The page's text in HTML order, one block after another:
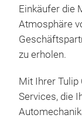
Einkäufer die
Atmosphäre
zu erholen.
Mit Ihrer Tulip
Services, die